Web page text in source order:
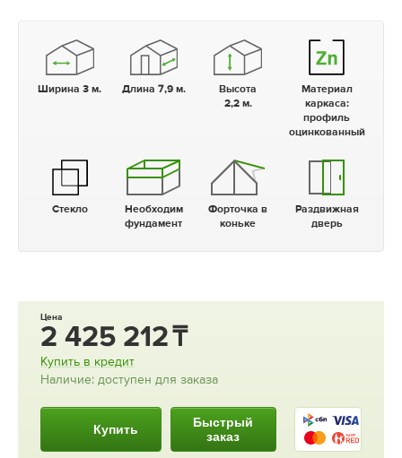
Ширина 3 м. Длина 7,9 м.
Высота
2,2 м.
Материал
каркаса:
профиль
оцинкованный
Стекло
Необходим
фундамент
Форточка в
коньке
Раздвижная
дверь
Цена
2 425 212
Купить в кредит
Наличие: доступен для заказа
Купить
Быстрый
заказ